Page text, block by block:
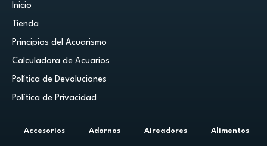
Inicio
Tienda
Principios del Acuarismo
Calculadora de Acuarios
Política de Devoluciones
Política de Privacidad
Accesorios Adornos Aireadores Alimentos